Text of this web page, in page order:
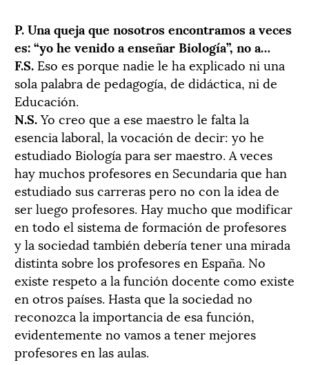
P. Una queja que nosotros encontramos a veces
es: “yo he venido a enseñar Biología”, no a…
F.S. Eso es porque nadie le ha explicado ni una
sola palabra de pedagogía, de didáctica, ni de
Educación.
N.S.Yo creo que a ese maestro le falta la
esencia laboral, la vocación de decir: yo he
estudiado Biología para ser maestro. A veces
hay muchos profesores en Secundaria que han
estudiado sus carreras pero no con la idea de
ser luego profesores. Hay mucho que modificar
en todo el sistema de formación de profesores
y la sociedad también debería tener una mirada
distinta sobre los profesores en España. No
existe respeto a la función docente como existe
en otros países. Hasta que la sociedad no
reconozca la importancia de esa función,
evidentemente no vamos a tener mejores
profesores en las aulas.